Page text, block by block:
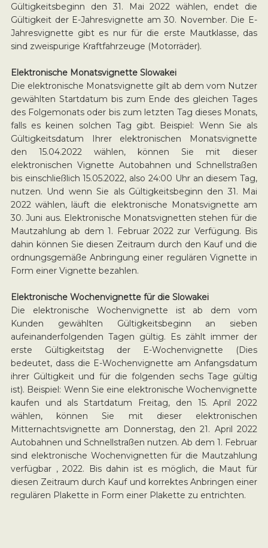
Gültigkeitsbeginn den 31. Mai 2022 wählen, endet die
Gültigkeit der E-Jahresvignette am 30. November. Die E-
Jahresvignette gibt es nur für die erste Mautklasse, das
sind zweispurige Kraftfahrzeuge (Motorräder).
Elektronische Monatsvignette Slowakei
Die elektronische Monatsvignette gilt ab dem vom Nutzer
gewählten Startdatum bis zum Ende des gleichen Tages
des Folgemonats oder bis zum letzten Tag dieses Monats,
falls es keinen solchen Tag gibt. Beispiel: Wenn Sie als
Gültigkeitsdatum Ihrer elektronischen Monatsvignette
den 15.04.2022 wählen, können Sie mit dieser
elektronischen Vignette Autobahnen und Schnellstraßen
bis einschließlich 15.05.2022, also 24:00 Uhr an diesem Tag,
nutzen. Und wenn Sie als Gültigkeitsbeginn den 31. Mai
2022 wählen, läuft die elektronische Monatsvignette am
30. Juni aus. Elektronische Monatsvignetten stehen für die
Mautzahlung ab dem 1. Februar 2022 zur Verfügung. Bis
dahin können Sie diesen Zeitraum durch den Kauf und die
ordnungsgemäße Anbringung einer regulären Vignette in
Form einer Vignette bezahlen.
Elektronische Wochenvignette für die Slowakei
Die elektronische Wochenvignette ist ab dem vom
Kunden gewählten Gültigkeitsbeginn an sieben
aufeinanderfolgenden Tagen gültig. Es zählt immer der
erste Gültigkeitstag der E-Wochenvignette (Dies
bedeutet, dass die E-Wochenvignette am Anfangsdatum
ihrer Gültigkeit und für die folgenden sechs Tage gültig
ist). Beispiel: Wenn Sie eine elektronische Wochenvignette
kaufen und als Startdatum Freitag, den 15. April 2022
wählen, können Sie mit dieser elektronischen
Mitternachtsvignette am Donnerstag, den 21. April 2022
Autobahnen und Schnellstraßen nutzen. Ab dem 1. Februar
sind elektronische Wochenvignetten für die Mautzahlung
verfügbar , 2022. Bis dahin ist es möglich, die Maut für
diesen Zeitraum durch Kauf und korrektes Anbringen einer
regulären Plakette in Form einer Plakette zu entrichten.